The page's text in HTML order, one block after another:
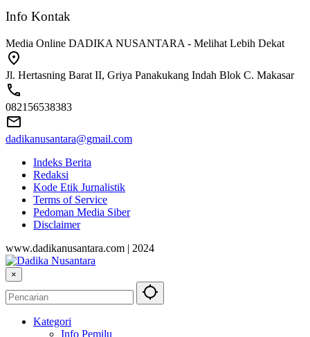
Info Kontak
Media Online DADIKA NUSANTARA - Melihat Lebih Dekat
Jl. Hertasning Barat II, Griya Panakukang Indah Blok C. Makasar
082156538383
dadikanusantara@gmail.com
Indeks Berita
Redaksi
Kode Etik Jurnalistik
Terms of Service
Pedoman Media Siber
Disclaimer
www.dadikanusantara.com | 2024
×
Kategori
Info Pemilu